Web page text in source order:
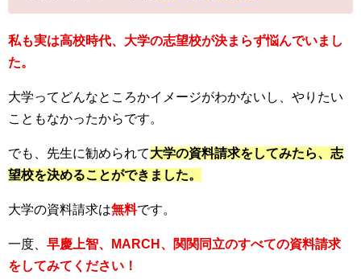
私も実は高校時代、大学の志望校が決まらず悩んでいまし
た。
大学ってどんなところかイメージがわかないし、やりたい
こともなかったからです。
でも、先生に勧められて大学の資料請求をしてみたら、志
望校を決めることができました。
大学の資料請求は無料です。
一度、 早慶上智、MARCH、関関同立のすべての資料請求
をしてみてください！